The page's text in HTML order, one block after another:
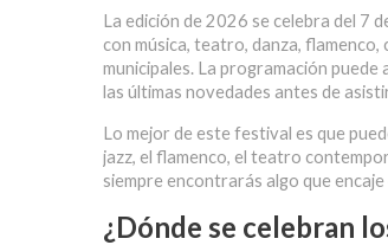
La edición de 2026 se celebra del 7
con música, teatro, danza,
municipales. La programación
las últimas novedades antes de
Lo mejor de este festival es que
jazz, el flamenco, el teatro
siempre encontrarás algo que
¿Dónde se celebran